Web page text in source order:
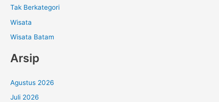
Tak Berkategori
Wisata
Wisata Batam
Arsip
Agustus 2026
Juli 2026